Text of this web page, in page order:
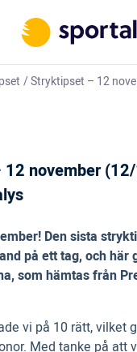
/Stryktipset – 12
november
Den sista
på ett tag, och här
som hämtas från
vi på 10 rätt, vilket
Med tanke på att